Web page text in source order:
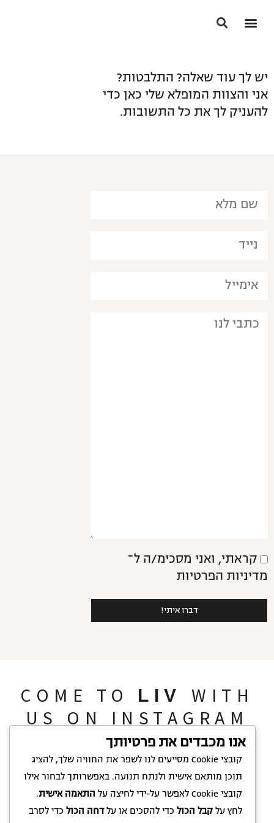
יש לך עוד שאלה? התלבטות?
אני והצוות המופלא שלי כאן כדי
להעניק לך את כל התשובות.
קראתי, ואני מסכימ/ה ל־
מדיניות הפרטיות
דברו איתי!
COME TO LIV WITH
US ON INSTAGRAM
אנו מכבדים את פרטיותך
קובצי Cookie מסייעים לנו לשפר את החוויה שלך, להציג
תוכן מותאם אישית ולנתח תנועה. באפשרותך לבחור אילו
קובצי Cookie לאפשר על-ידי לחיצה על
התאמה אישית.
לחץ על קבל הכולכדי להסכים או עלדחה הכולכדי לסרב